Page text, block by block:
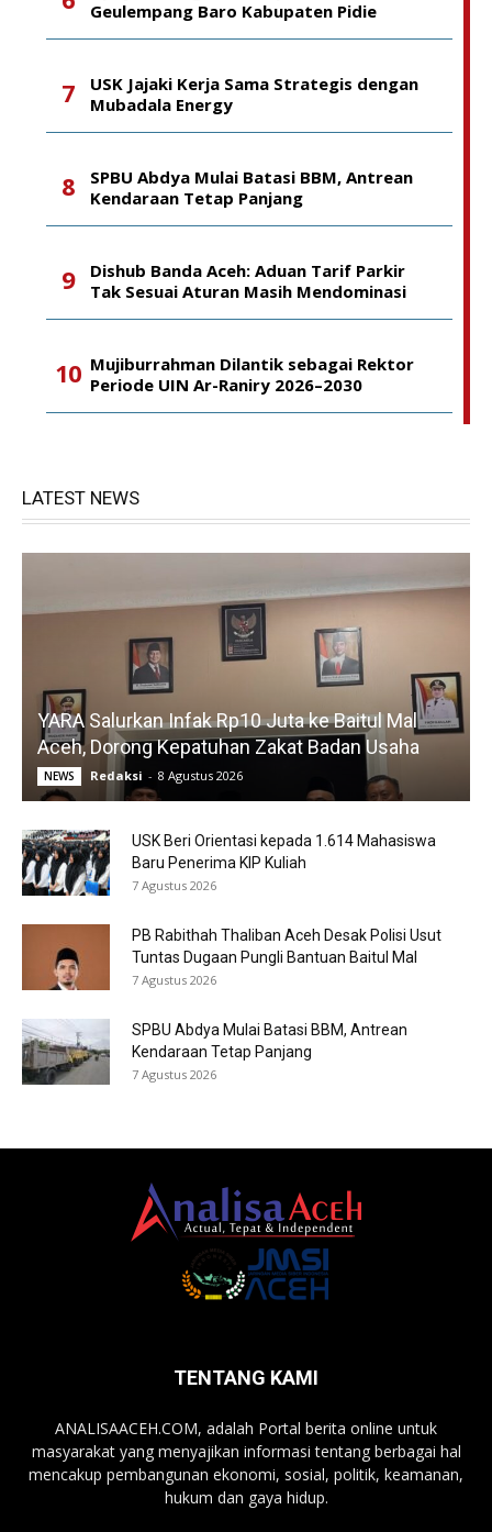
Geulempang Baro Kabupaten Pidie
USK Jajaki Kerja Sama Strategis dengan
Mubadala Energy
SPBU Abdya Mulai Batasi BBM, Antrean
Kendaraan Tetap Panjang
Dishub Banda Aceh: Aduan Tarif Parkir
Tak Sesuai Aturan Masih Mendominasi
Mujiburrahman Dilantik sebagai Rektor
Periode UIN Ar-Raniry 2026–2030
LATEST NEWS
YARA Salurkan Infak Rp10 Juta ke Baitul Mal
Aceh, Dorong Kepatuhan Zakat Badan Usaha
NEWS Redaksi - 8 Agustus 2026
USK Beri Orientasi kepada 1.614 Mahasiswa
Baru Penerima KIP Kuliah
7 Agustus 2026
PB Rabithah Thaliban Aceh Desak Polisi Usut
Tuntas Dugaan Pungli Bantuan Baitul Mal
7 Agustus 2026
SPBU Abdya Mulai Batasi BBM, Antrean
Kendaraan Tetap Panjang
7 Agustus 2026
TENTANG KAMI
ANALISAACEH.COM, adalah Portal berita online untuk
masyarakat yang menyajikan informasi tentang berbagai hal
mencakup pembangunan ekonomi, sosial, politik, keamanan,
hukum dan gaya hidup.